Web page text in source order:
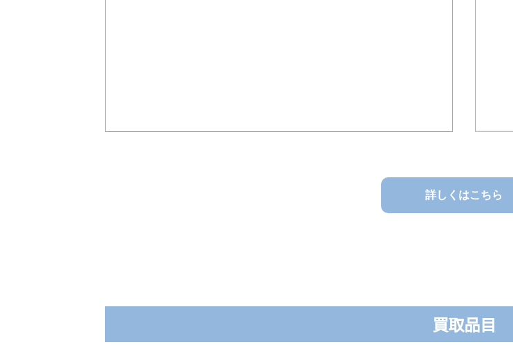
詳しくはこちら
買取品目